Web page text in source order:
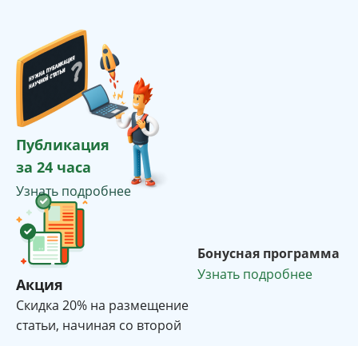
Публикация
за 24 часа
Узнать подробнее
Акция
Cкидка 20% на размещение
статьи, начиная со второй
Бонусная программа
Узнать подробнее